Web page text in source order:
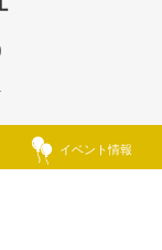
イベント情報